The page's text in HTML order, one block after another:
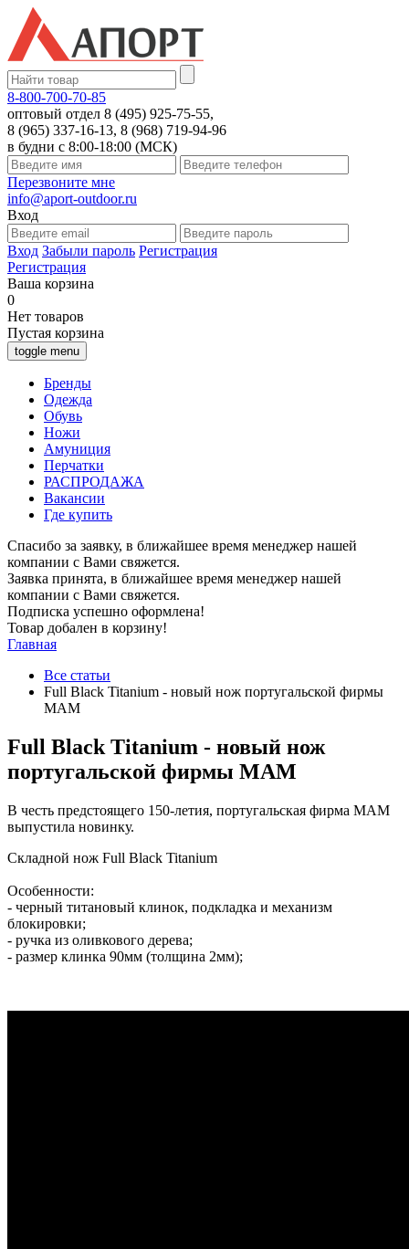
8-800-700-70-85
оптовый отдел 8 (495) 925-75-55,
8 (965) 337-16-13, 8 (968) 719-94-96
в будни с 8:00-18:00 (МСК)
Перезвоните мне
info@aport-outdoor.ru
Вход
Вход Забыли пароль Регистрация
Регистрация
Ваша корзина
0
Нет товаров
Пустая корзина
toggle menu
Бренды
Одежда
Обувь
Ножи
Амуниция
Перчатки
РАСПРОДАЖА
Вакансии
Где купить
Спасибо за заявку, в ближайшее время менеджер нашей
компании с Вами свяжется.
Заявка принята, в ближайшее время менеджер нашей
компании с Вами свяжется.
Подписка успешно оформлена!
Товар добален в корзину!
Главная
Все статьи
Full Black Titanium - новый нож португальской фирмы
MAM
Full Black Titanium - новый нож
португальской фирмы MAM
В честь предстоящего 150-летия, португальская фирма MAM
выпустила новинку.
Складной нож Full Black Titanium
Особенности:
- черный титановый клинок, подкладка и механизм
блокировки;
- ручка из оливкового дерева;
- размер клинка 90мм (толщина 2мм);